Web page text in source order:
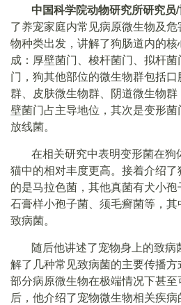
中国科学院动物研究所研究员
了养宠家庭内常见病原微生物及
物种类出发，讲解了狗肠道内的
成：厚壁菌门、梭杆菌门、拟杆
门，狗其他部位的微生物群包括
群、皮肤微生物群、阴道微生物
壁菌门占主导地位，其次是变形
放线菌。
在相关研究中表明变形菌在
猫中的相对丰度更高。接着介绍
的是马拉色菌，其他真菌有犬小孢
石膏样小孢子菌、须毛癣菌等，
致病菌。
随后他讲述了宠物身上的致
解了几种常见致病菌的主要传播方
部分病原微生物在极端情况下甚
后，他介绍了宠物微生物相关疾